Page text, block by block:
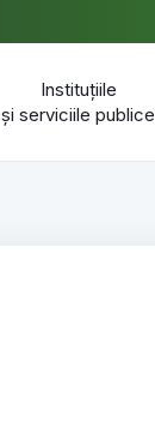
Instituțiile
și serviciile publice